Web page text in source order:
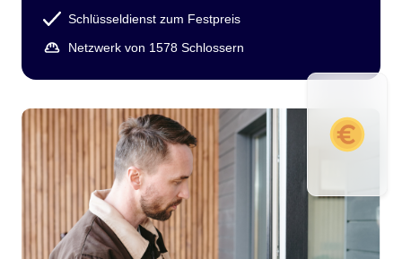
Schlüsseldienst zum Festpreis
Netzwerk von 1578 Schlossern